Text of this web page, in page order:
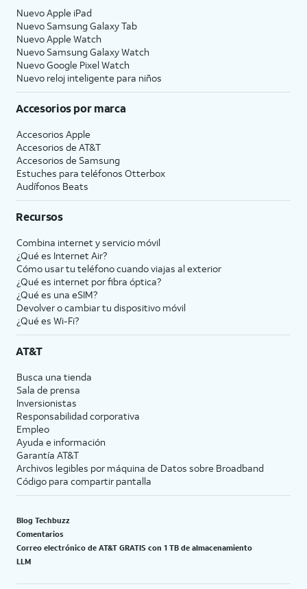
Nuevo Apple iPad
Nuevo Samsung Galaxy Tab
Nuevo Apple Watch
Nuevo Samsung Galaxy Watch
Nuevo Google Pixel Watch
Nuevo reloj inteligente para niños
Accesorios por marca
Accesorios Apple
Accesorios de AT&T
Accesorios de Samsung
Estuches para teléfonos Otterbox
Audífonos Beats
Recursos
Combina internet y servicio móvil
¿Qué es Internet Air?
Cómo usar tu teléfono cuando viajas al exterior
¿Qué es internet por fibra óptica?
¿Qué es una eSIM?
Devolver o cambiar tu dispositivo móvil
¿Qué es Wi-Fi?
AT&T
Busca una tienda
Sala de prensa
Inversionistas
Responsabilidad corporativa
Empleo
Ayuda e información
Garantía AT&T
Archivos legibles por máquina de Datos sobre Broadband
Código para compartir pantalla
Blog Techbuzz
Comentarios
Correo electrónico de AT&T GRATIS con 1 TB de almacenamiento
LLM